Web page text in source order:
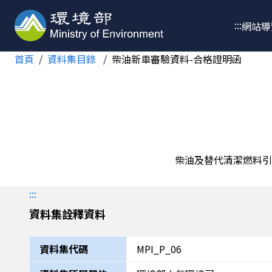
:::網站
首頁 資料集目錄 柴油新車審驗資料-合格證明函
柴油及替代清潔燃料
:::
資料集詮釋資料
資料集代碼
MPI_P_06